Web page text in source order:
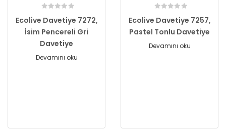
Ecolive Davetiye 7272,
İsim Pencereli Gri
Davetiye
Devamını oku
Ecolive Davetiye 7257,
Pastel Tonlu Davetiye
Devamını oku